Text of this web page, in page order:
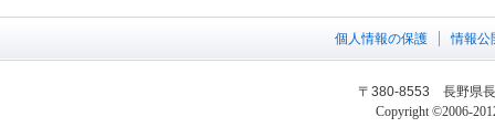
個人情報の保護 情報公
〒380-8553 長野県
Copyright ©2006-